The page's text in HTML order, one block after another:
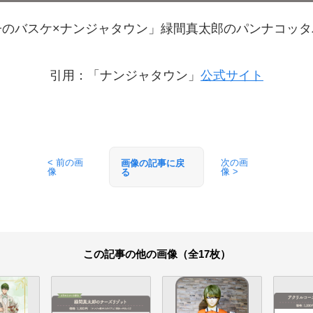
バスケ×ナンジャタウン」緑間真太郎のパンナコッ
引用：「ナンジャタウン」 公式サイト
< 前の画
像
画像の記事に戻
る
次の画
像 >
この記事の他の画像（全17枚）